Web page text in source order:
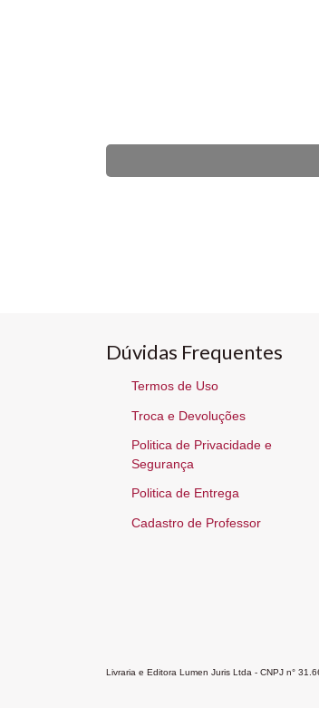
Dúvidas Frequentes
Termos de Uso
Troca e Devoluções
Politica de Privacidade e
Segurança
Politica de Entrega
Cadastro de Professor
Livraria e Editora Lumen Juris Ltda - CNPJ n°